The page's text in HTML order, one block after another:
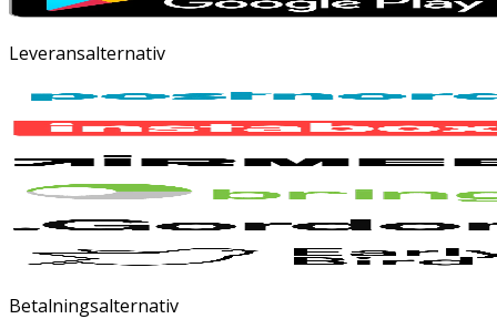
Leveransalternativ
Betalningsalternativ